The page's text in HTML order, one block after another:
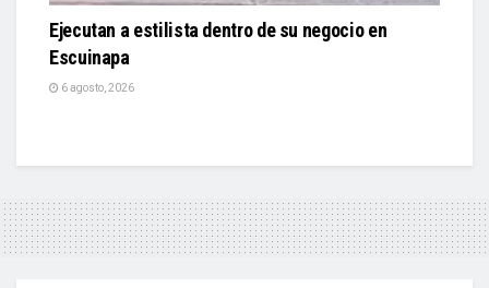
Ejecutan a estilista dentro de su negocio en
Escuinapa
6 agosto, 2026